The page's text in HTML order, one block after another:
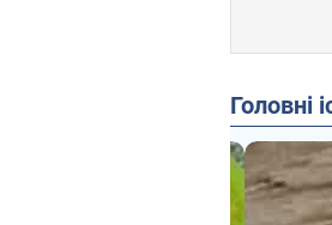
Головні